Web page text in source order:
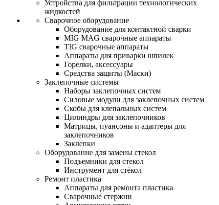
Устройства для фильтрации технологических
жидкостей
Сварочное оборудование
Оборудование для контактной сварки
MIG MAG сварочные аппараты
TIG сварочные аппараты
Аппараты для приварки шпилек
Горелки, аксессуары
Средства защиты (Маски)
Заклепочные системы
Наборы заклепочных систем
Силовые модули для заклепочных систем
Скобы для клепальных систем
Цилиндры для заклепочников
Матрицы, пуансоны и адаптеры для
заклепочников
Заклепки
Оборудование для замены стекол
Подъемники для стекол
Инструмент для стёкол
Ремонт пластика
Аппараты для ремонта пластика
Сварочные стержни